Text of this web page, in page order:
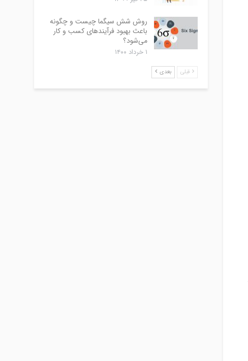
روش شش سیگما چیست و چگونه
باعث بهبود فرآیندهای کسب و کار
می‌شود؟
۱ خرداد ۱۴۰۰
قبلی بعدی